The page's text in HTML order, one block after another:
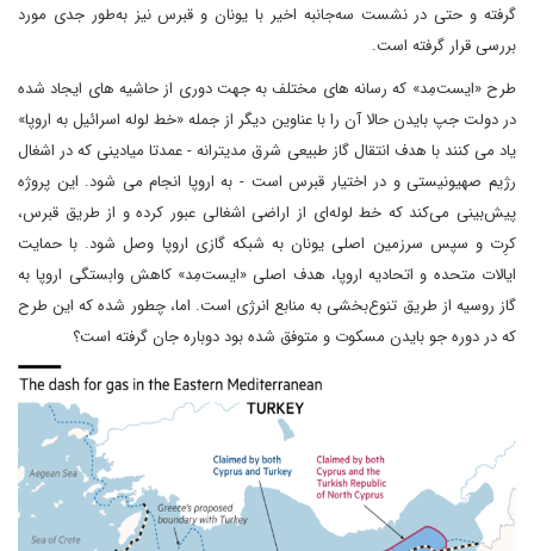
گرفته و حتی در نشست سه‌جانبه اخیر با یونان و قبرس نیز به‌طور جدی مورد
بررسی قرار گرفته است.
طرح «ایست‌مِد» که رسانه های مختلف به جهت دوری از حاشیه های ایجاد شده
در دولت جپ بایدن حالا آن را با عناوین دیگر از جمله «خط لوله اسرائیل به اروپا»
یاد می کنند با هدف انتقال گاز طبیعی شرق مدیترانه - عمدتا میادینی که در اشغال
رژیم صهیونیستی و در اختیار قبرس است - به اروپا انجام می شود. این پروژه
پیش‌بینی می‌کند که خط لوله‌ای از اراضی اشغالی عبور کرده و از طریق قبرس،
کرِت و سپس سرزمین اصلی یونان به شبکه گازی اروپا وصل شود. با حمایت
ایالات متحده و اتحادیه اروپا، هدف اصلی «ایست‌مِد» کاهش وابستگی اروپا به
گاز روسیه از طریق تنوع‌بخشی به منابع انرژی است. اما، چطور شده که این طرح
که در دوره جو بایدن مسکوت و متوفق شده بود دوباره جان گرفته است؟